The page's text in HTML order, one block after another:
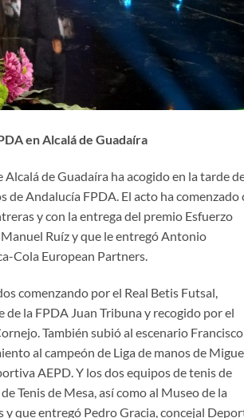
en Alcalá de Guadaíra
de Guadaíra ha acogido en la tarde
de Andalucía FPDA. El acto ha comenzado
y con la entrega del premio Esfuerzo
Ruíz y que le entregó Antonio
Cola European Partners.
comenzando porel Real Betis Futsal,
la FPDA Juan Tribuna y recogido por el
También subió al escenario Francisco
al campeón de Liga de manos de
AEPD. Y los dos equipos de tenis de
Tenis de Mesa, así como al Museo de la
que entregó Pedro Gracia, concejal